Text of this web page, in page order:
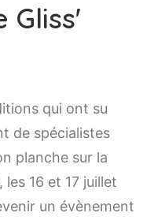
Gliss'
qui ont su
de spécialistes
planche sur la
16 et 17 juillet
un évènement